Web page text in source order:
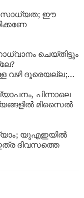
സാധ്യത; ഈ
ചെയ്തിട്ടും
വഴി ദൂരെയല്ല;
പിന്നാലെ
മിസൈൽ
യുഎഇയിൽ
ദിവസത്തെ